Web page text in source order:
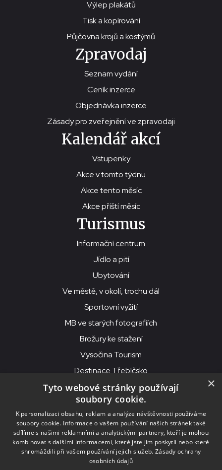
Výlep plakátů
Tisk a kopírování
Půjčovna krojů a kostýmů
Zpravodaj
Seznam vydání
Ceník inzerce
Objednávka inzerce
Zásady pro zveřejnění ve zpravodaji
Kalendář akcí
Vstupenky
Akce v tomto týdnu
Akce tento měsíc
Akce příští měsíc
Turismus
Informační centrum
Jídlo a pití
Ubytování
Ve městě, v okolí, trochu dál
Sportovní vyžití
MB ve starých fotografiích
Brožury ke stažení
Vysočina Tourism
Destinace Třebíčsko
© 2026MKS Beseda Mor. Budějovice
MKS Beseda, příspěvková organizace, Purcnerova 62, 676 02
Moravské Budějovice
IČO: 00091758, DIČ: CZ00091758, ID datové schránky: chjn2kd
×
Tyto webové stránky používají
soubory cookie.
K personalizaci obsahu, reklam a analýze návštěvnosti používáme
soubory cookie. Informace o vašem používání našich stránek také
sdílíme s našimi reklamními a analytickými partnery, kteří je mohou
kombinovat s dalšími informacemi, které jste jim poskytli nebo které
shromáždili při vašem používání jejich služeb. Zásady ochrany
osobních údajů